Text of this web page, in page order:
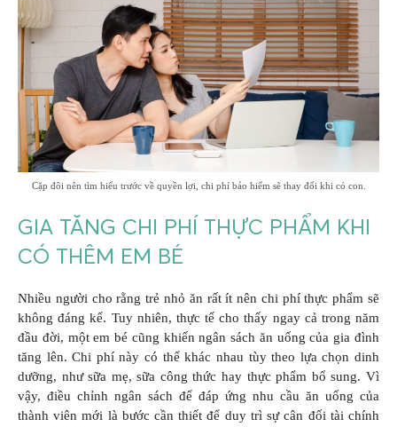
Cặp đôi nên tìm hiểu trước về quyền lợi, chi phí bảo hiểm sẽ thay đổi khi có con.
GIA TĂNG CHI PHÍ THỰC PHẨM KHI
CÓ THÊM EM BÉ
Nhiều người cho rằng trẻ nhỏ ăn rất ít nên chi phí thực phẩm sẽ
không đáng kể. Tuy nhiên, thực tế cho thấy ngay cả trong năm
đầu đời, một em bé cũng khiến ngân sách ăn uống của gia đình
tăng lên. Chi phí này có thể khác nhau tùy theo lựa chọn dinh
dưỡng, như sữa mẹ, sữa công thức hay thực phẩm bổ sung. Vì
vậy, điều chỉnh ngân sách để đáp ứng nhu cầu ăn uống của
thành viên mới là bước cần thiết để duy trì sự cân đối tài chính